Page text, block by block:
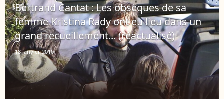
Bertrand Cantat : Les obsèques de sa
femme Kristina Rady ont eu lieu dans un
grand recueillement... (réactualisé)
18 janvier 2010